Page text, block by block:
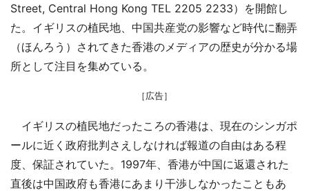
Street, Central Hong Kong TEL 2205 2233）を開館し
た。イギリスの植民地、中国共産党の影響など時代に翻弄
（ほんろう）されてきた香港のメディアの歴史が分かる場
所として注目を集めている。
［広告］
イギリスの植民地だったころの香港は、現在のシンガポ
ールに近く政府批判さえしなければ報道の自由はある程
度、保証されていた。1997年、香港が中国に返還された
直後は中国政府も香港にあまり干渉しなかったこともあ